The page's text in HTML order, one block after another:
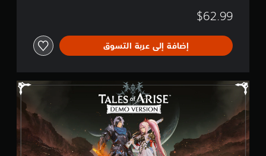
$62.99
إضافة إلى عربة التسوق
T
a
o
f